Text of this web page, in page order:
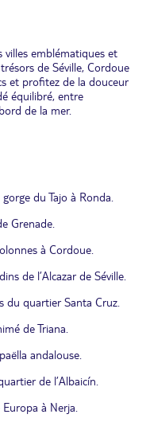
villes emblématiques et
de Séville, Cordoue
et profitez de la douceur
équilibré, entre
de la mer.
du Tajo à Ronda.
Grenade.
à Cordoue.
de l’Alcazar de Séville.
du quartier Santa Cruz.
de Triana.
andalouse.
de l’Albaicín.
à Nerja.